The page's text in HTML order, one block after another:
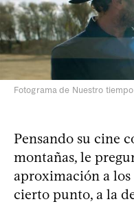
Fotograma de Nuestro tiempo
Pensando su cine
montañas, le
aproximación a los
cierto punto, a la